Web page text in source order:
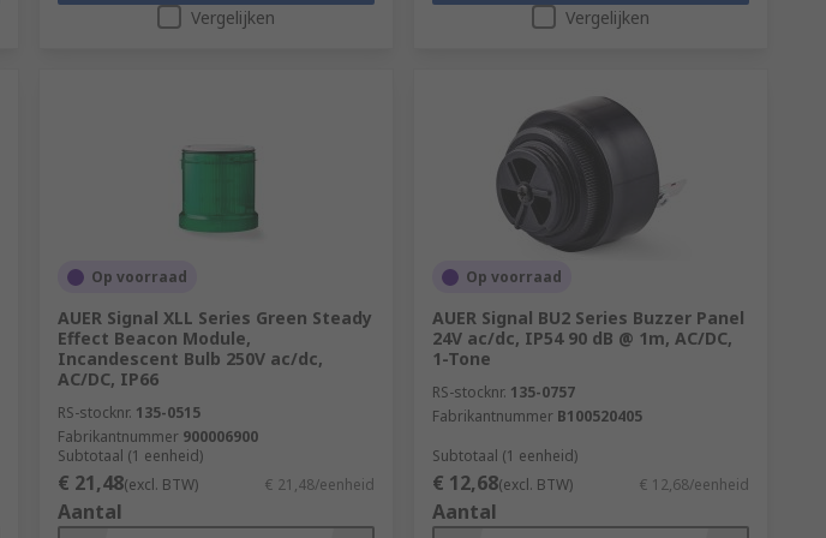
Vergelijken Vergelijken
Op voorraad
AUER Signal XLL Series Green Steady
Effect Beacon Module,
Incandescent Bulb 250V ac/dc,
AC/DC, IP66
RS-stocknr. 135-0515
Fabrikantnummer 900006900
Subtotaal (1 eenheid)
€ 21,48(excl. BTW) € 21,48/eenheid
Aantal
Op voorraad
AUER Signal BU2 Series Buzzer Panel
24V ac/dc, IP54 90 dB @ 1m, AC/DC,
1-Tone
RS-stocknr. 135-0757
Fabrikantnummer B100520405
Subtotaal (1 eenheid)
€ 12,68(excl. BTW) € 12,68/eenheid
Aantal